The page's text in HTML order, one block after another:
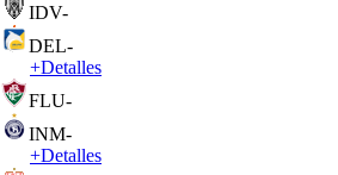
IDV-
DEL-
+Detalles
FLU-
INM-
+Detalles